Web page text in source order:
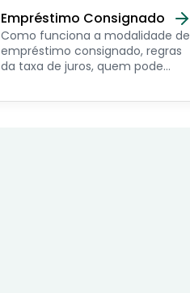
Empréstimo Consignado
Como funciona a modalidade de
empréstimo consignado, regras
da taxa de juros, quem pode
simular online.